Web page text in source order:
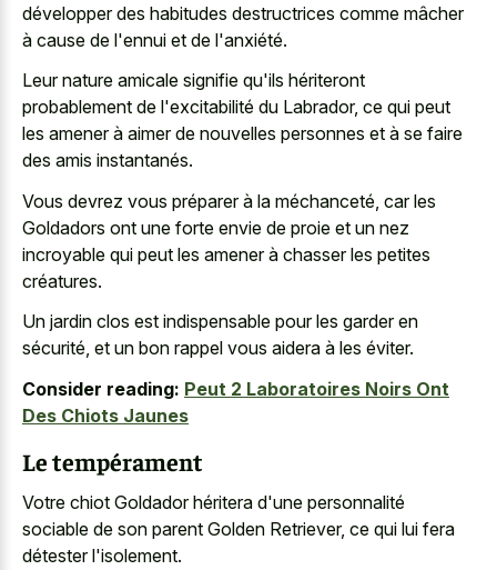
développer des habitudes destructrices comme mâcher
à cause de l'ennui et de l'anxiété.
Leur nature amicale signifie qu'ils hériteront
probablement de l'excitabilité du Labrador, ce qui peut
les amener à aimer de nouvelles personnes et à se faire
des amis instantanés.
Vous devrez vous préparer à la méchanceté, car les
Goldadors ont une forte envie de proie et un nez
incroyable qui peut les amener à chasser les petites
créatures.
Un jardin clos est indispensable pour les garder en
sécurité, et un bon rappel vous aidera à les éviter.
Consider reading: Peut 2 Laboratoires Noirs Ont
Des Chiots Jaunes
Le tempérament
Votre chiot Goldador héritera d'une personnalité
sociable de son parent Golden Retriever, ce qui lui fera
détester l'isolement.